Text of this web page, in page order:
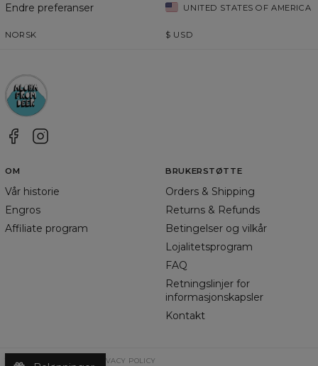
Endre preferanser UNITED STATES OF AMERICA
NORSK $ USD
OM
Vår historie
Engros
Affiliate program
BRUKERSTØTTE
Orders & Shipping
Returns & Refunds
Betingelser og vilkår
Lojalitetsprogram
FAQ
Retningslinjer for
informasjonskapsler
Kontakt
TERMS & CONDITIONS PRIVACY POLICY